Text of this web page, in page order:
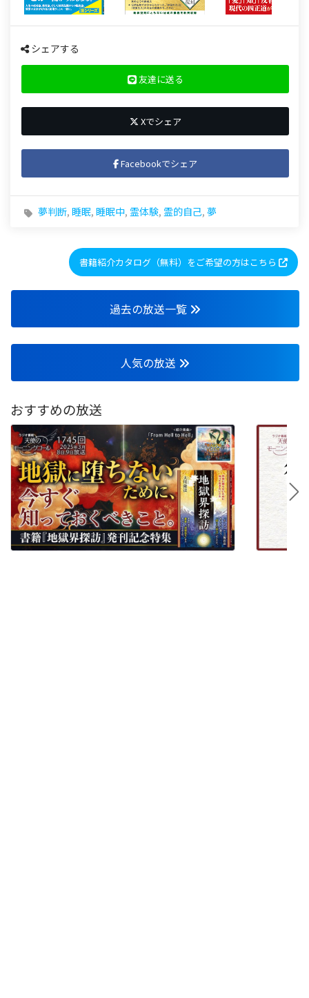
シェアする
友達に送る
Xでシェア
Facebookでシェア
夢判断, 睡眠, 睡眠中, 霊体験, 霊的自己, 夢
書籍紹介カタログ（無料）をご希望の方はこちら
過去の放送一覧
人気の放送
おすすめの放送